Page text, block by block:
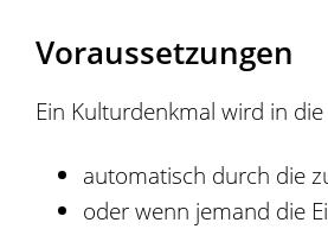
Voraussetzungen
Ein Kulturdenkmal wird in
automatisch durch die
oder wenn jemand die